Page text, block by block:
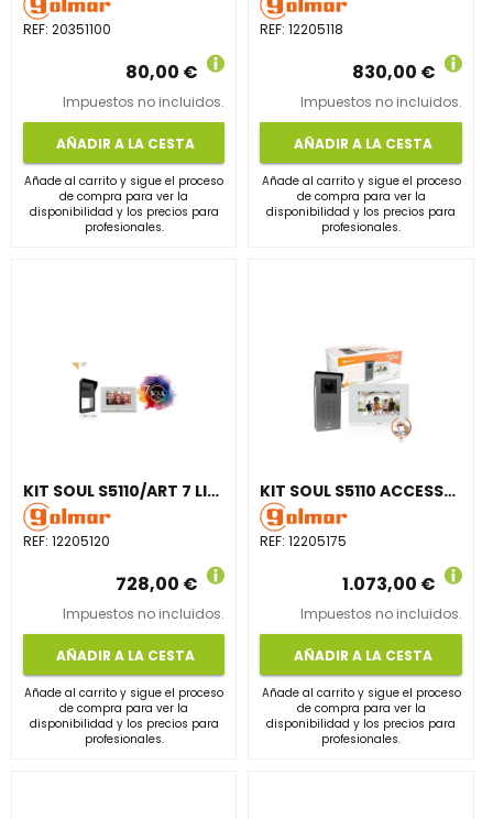
REF: 20351100
80,00 €
Impuestos no incluidos.
AÑADIR A LA CESTA
Añade al carrito y sigue el proceso
de compra para ver la
disponibilidad y los precios para
profesionales.
REF:12205118
830,00 €
Impuestos no incluidos.
AÑADIR A LA CESTA
Añade al carrito y sigue el proceso
de compra para ver la
disponibilidad y los precios para
profesionales.
KIT SOUL S5110/ART 7 LITE 1P
REF: 12205120
728,00 €
Impuestos no incluidos.
AÑADIR A LA CESTA
Añade al carrito y sigue el proceso
de compra para ver la
disponibilidad y los precios para
profesionales.
KIT SOUL S5110 ACCESS/ART 7W WIFI
REF:12205175
1.073,00 €
Impuestos no incluidos.
AÑADIR A LA CESTA
Añade al carrito y sigue el proceso
de compra para ver la
disponibilidad y los precios para
profesionales.